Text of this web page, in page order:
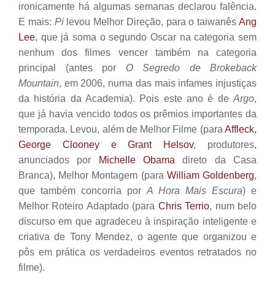
ironicamente há algumas semanas declarou falência.
E mais: Pilevou Melhor Direção, para o taiwanêsAng
Lee, que já soma o segundo Oscar na categoria sem
nenhum dos filmes vencer também na categoria
principal (antes por O Segredo de Brokeback
Mountain, em 2006, numa das mais infames injustiças
da história da Academia). Pois este ano é de Argo,
que já havia vencido todos os prêmios importantes da
temporada. Levou, além de Melhor Filme (para Affleck,
George Clooney e Grant Helsov, produtores,
anunciados por
Michelle Obama direto da Casa
Branca), Melhor Montagem (para William Goldenberg,
que também concorria por A Hora Mais Escura) e
Melhor Roteiro Adaptado (para Chris Terrio, num belo
discurso em que agradeceu à inspiração inteligente e
criativa de Tony Mendez, o agente que organizou e
pôs em prática os verdadeiros eventos retratados no
filme).